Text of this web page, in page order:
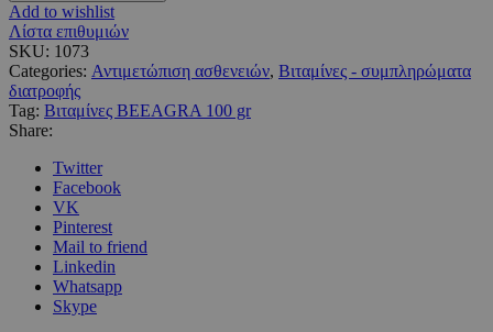
Add to wishlist
Λίστα επιθυμιών
SKU: 1073
Categories: Αντιμετώπιση ασθενειών, Βιταμίνες - συμπληρώματα
διατροφής
Tag: Βιταμίνες BEEAGRA 100 gr
Share:
Twitter
Facebook
VK
Pinterest
Mail to friend
Linkedin
Whatsapp
Skype